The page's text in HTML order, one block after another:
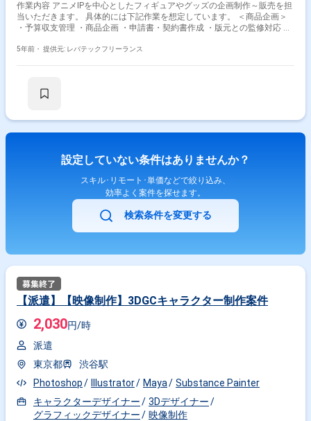
作業内容 アニメIPを中心としたフィギュアやグッズの企画制作～販売を担
当いただきます。 具体的には下記作業を想定しています。 ＜商品企画＞
・予算収支管理 ・商品企画 ・申請書・契約書作成 ・版元との監修対応 ＜
ための各種情報入力 ・案件割り振りや進捗管理などの管理業務 等をご担
5年前・ 提供元: レバテックフリーランス
設定していない条件はありませんか？
スキル･リモート･単価などで絞り込み、
効率よく案件を探せます。
検索条件を変更する
【派遣】【映像制作】3DGCキャラクター制作案件
2,030円/時
派遣
東京都
渋谷駅
Photoshop
Illustrator Maya
Substance Painter
キャラクターデザイナー
3Dデザイナー
グラフィックデザイナー
映像制作